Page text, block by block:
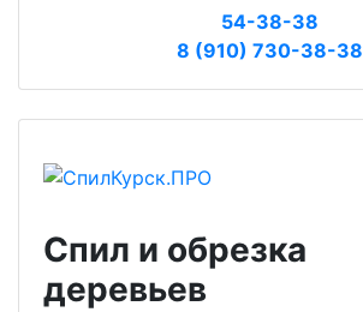
Спил и обрезка
деревьев
54-38-38
8 (910) 730-38-38